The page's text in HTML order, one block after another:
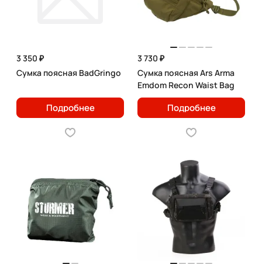
3 350 ₽
Сумка поясная BadGringo
Подробнее
3 730 ₽
Сумка поясная Ars Arma
Emdom Recon Waist Bag
Подробнее